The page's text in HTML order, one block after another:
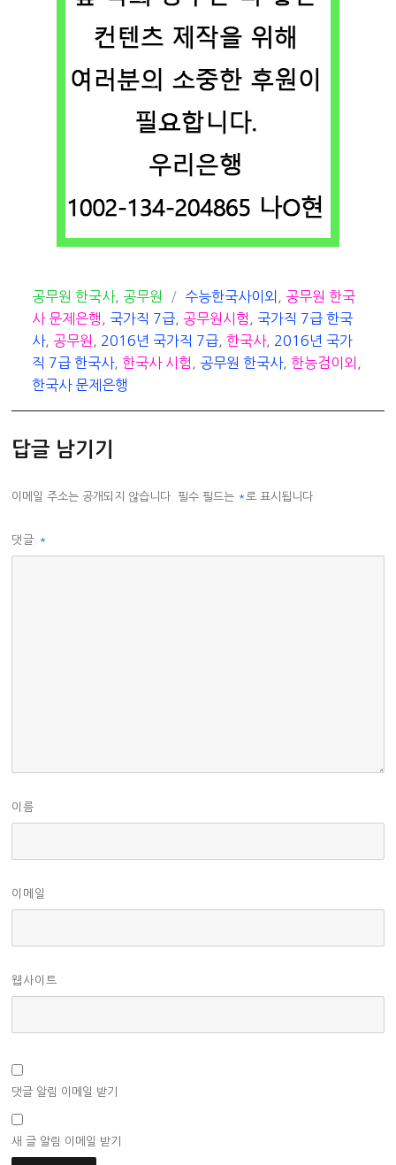
카
테
고
리
공무원 한국사, 공무원
태
그
수능한국사이외
공무원 한국
사 문제은행
국가직 7급 공무원시험
국가직 7급 한국
사, 공무원 2016년 국가직 7급 ,한국사, 2016년 국가
직 7급 한국사,한국사 시험 공무원 한국사,한능검이외
한국사 문제은행
답글 남기기
이메일 주소는 공개되지 않습니다. 필수 필드는 *로 표시됩니다
댓글 *
이름
이메일
웹사이트
댓글 알림 이메일 받기
새 글 알림 이메일 받기